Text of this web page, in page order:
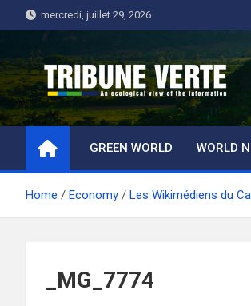
to
mercredi, juillet 29, 2026
Tribune Verte
Un regard écologique de l'information
GREEN WORLD WORLD
Home Economy Les Wikimédiens du
_MG_7774